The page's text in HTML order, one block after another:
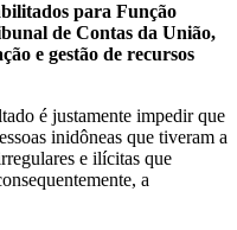
para Função
de Contas da União,
e gestão de recursos
é justamente impedir que
inidôneas que tiveram a
e ilícitas que
a